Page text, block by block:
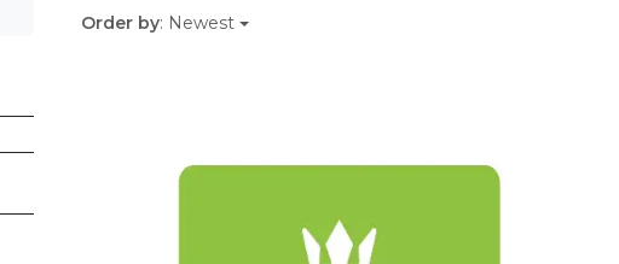
Order by: Newest